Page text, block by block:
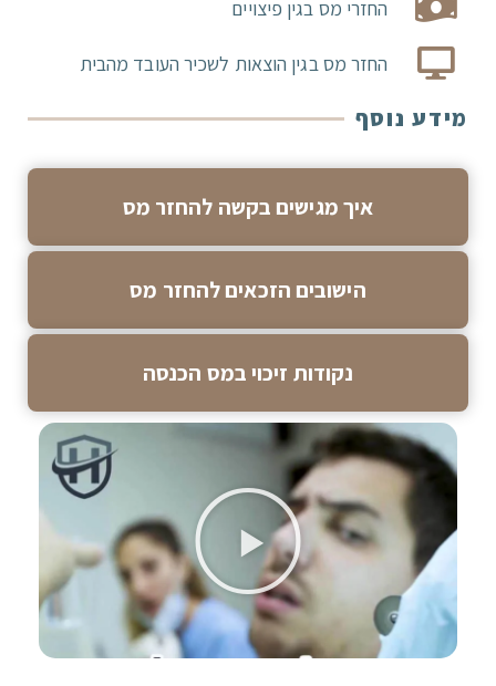
החזרי מס בגין פיצויים
החזר מס בגין הוצאות לשכיר העובד מהבית
מידע נוסף
איך מגישים בקשה להחזר מס
הישובים הזכאים להחזר מס
נקודות זיכוי במס הכנסה